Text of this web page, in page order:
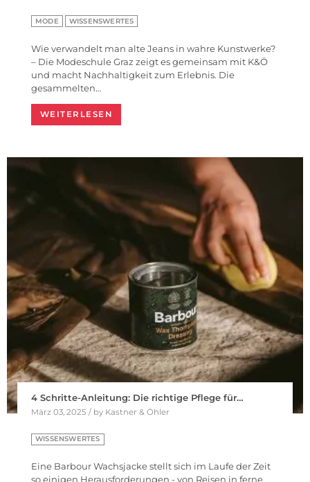
MODE WISSENSWERTES
Wie verwandelt man alte Jeans in wahre Kunstwerke?
– Die Modeschule Graz zeigt es gemeinsam mit K&Ö
und macht Nachhaltigkeit zum Erlebnis. Die
gesammelten…
WEITERLESEN
4 Schritte-Anleitung: Die richtige Pflege für…
März 03, 2025 / by Kastner & Öhler
WISSENSWERTES
Eine Barbour Wachsjacke stellt sich im Laufe der Zeit
so einigen Herausforderungen - von Reisen in ferne